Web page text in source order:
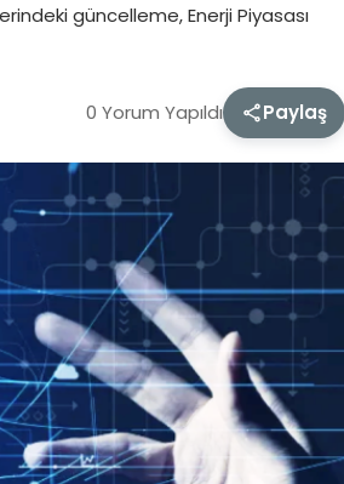
güncelleme, Enerji Piyasası
0 Yorum Yapıldı Paylaş